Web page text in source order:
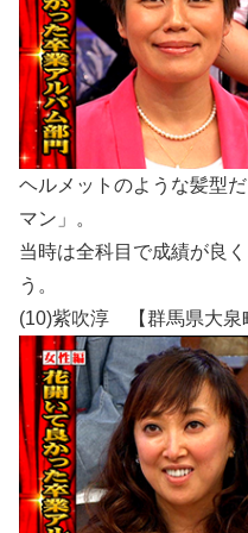
ヘルメットのような髪型
マン」。
当時は全科目で成績が良
う。
(10)紫吹淳 【群馬県大泉